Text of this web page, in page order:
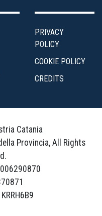
PRIVACY
POLICY
COOKIE POLICY
CREDITS
Catania
Provincia, All Rights